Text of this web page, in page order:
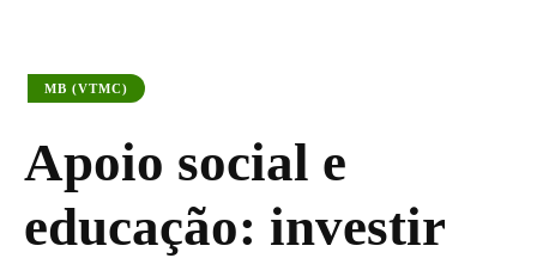
MB (VTMC)
Apoio social e
educação: investir